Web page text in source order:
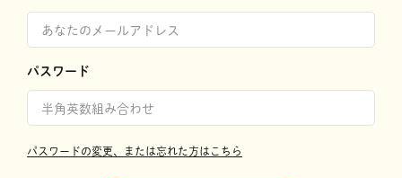
パスワード
パスワードの変更、または忘れた方はこちら